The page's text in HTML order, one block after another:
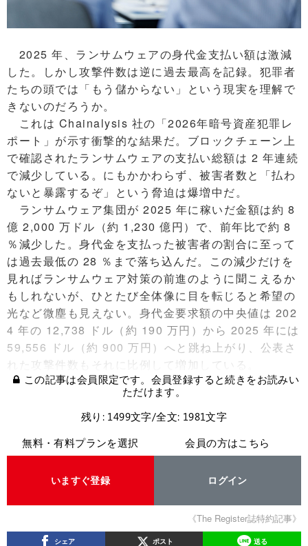
2025 年、ランサムウェアの身代金支払い額は激減
した。しかし攻撃件数は逆に過去最高を記録。犯罪者
たちの頭では「もう儲からない」という現実を理解で
きないのだろうか。
これは Chainalysis 社の「2026年暗号資産犯罪レ
ポート」が示す衝撃的な結果だ。ブロックチェーン上
で確認されたランサムウェアの支払い総額は 2 年連続
で減少している。にもかかわらず、被害者数と「払わ
ないと暴露するぞ」という脅迫は爆増中だ。
ランサムウェア集団が 2025 年に稼いだ金額は約 8
億 2,000 万ドル（約 1,230 億円）で、前年比で約 8
％減少した。身代金を支払った被害者の割合に至って
は過去最低の 28 ％まで落ち込んだ。この減少だけを
見ればランサムウェア対策の前進のように聞こえるか
もしれないが、ひとたび全体像に目を転じると希望の
光など微塵も見えない。身代金要求額の中央値は 202
4 年の 12,738 ドル（約 190 万円）から 2025 年には
59,556 ドル（約 900 万円）へと跳ね上がり、公表さ
れた攻撃件数もそれに比例して増加している。
この記事は会員限定です。会員登録すると続きをお読みい
ただけます。
残り: 1499文字/全文: 1981文字
無料・有料プランを選択
いますぐ登録
会員の方はこちら
ログイン
《The Register誌特約記事》
シェア ポスト 送る